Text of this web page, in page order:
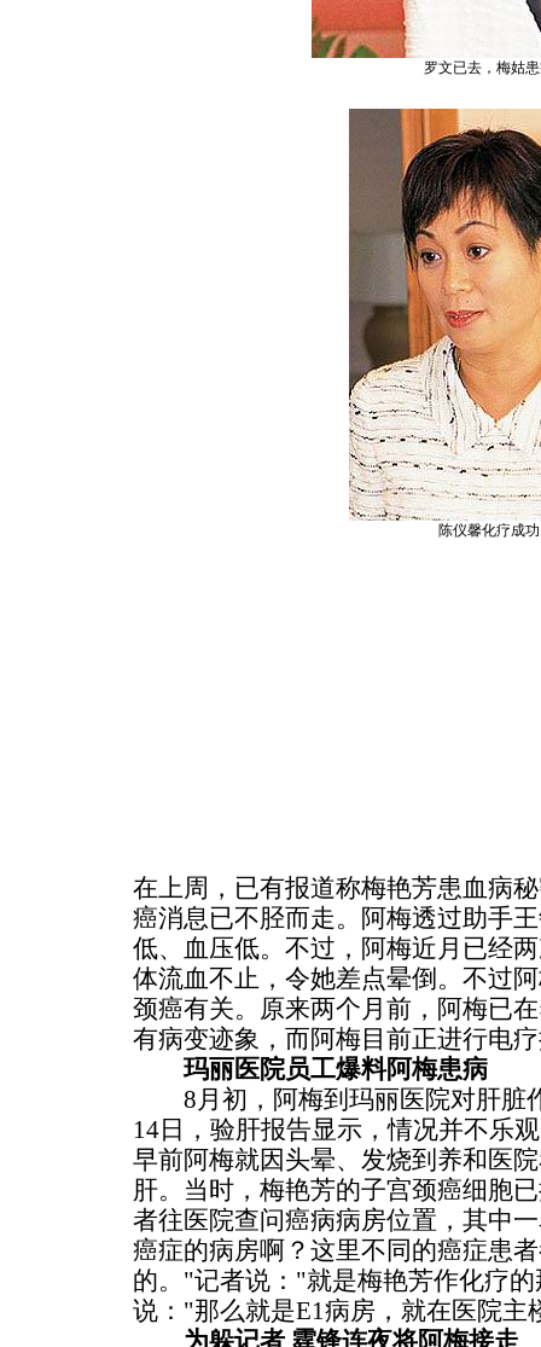
罗文已去，梅姑
陈仪馨化疗成功
在上周，已有报道称梅艳芳患血病
癌消息已不胫而走。阿梅透过助手
低、血压低。不过，阿梅近月已经
体流血不止，令她差点晕倒。不过
颈癌有关。原来两个月前，阿梅已
有病变迹象，而阿梅目前正进行电
玛丽医院员工爆料阿梅患病
8月初，阿梅到玛丽医院对肝脏
14日，验肝报告显示，情况并不乐
早前阿梅就因头晕、发烧到养和医
肝。当时，梅艳芳的子宫颈癌细胞
者往医院查问癌病病房位置，其中
癌症的病房啊？这里不同的癌症患
的。"记者说："就是梅艳芳作化疗
说："那么就是E1病房，就在医院主
为躲记者 霆锋连夜将阿梅接走